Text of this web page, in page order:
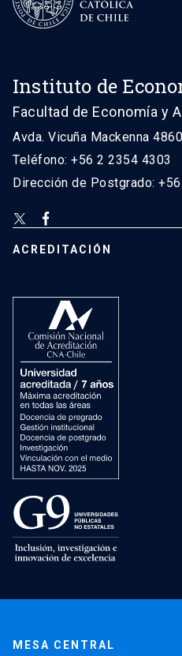
Instituto de
Facultad de Economía y
Avda. Vicuña Mackenna
Teléfono: +56 2 2354 4303
Dirección de Postgrado:
ACREDITACIÓN
MESA CENTRAL